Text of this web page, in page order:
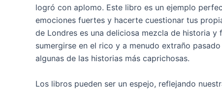
logró con aplomo. Este libro es un ejemplo
emociones fuertes y hacerte cuestionar tus
de Londres es una deliciosa mezcla de historia
sumergirse en el rico y a menudo extraño
algunas de las historias más caprichosas.
Los libros pueden ser un espejo, reflejando